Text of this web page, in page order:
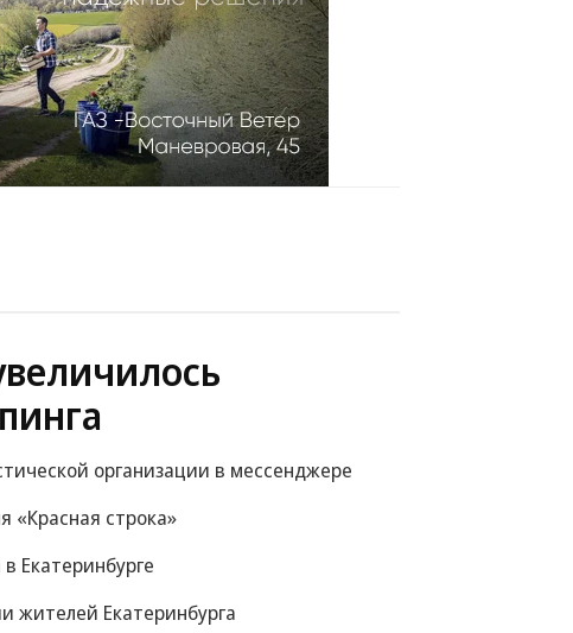
организации в мессенджере
«Красная строка»
Екатеринбурге
жителей Екатеринбурга